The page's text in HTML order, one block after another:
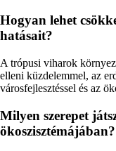
Hogyan lehet
hatásait?
A trópusi viharok
elleni küzdelemmel, az
városfejlesztéssel és az
Milyen szerepet
ökoszisztémájában?